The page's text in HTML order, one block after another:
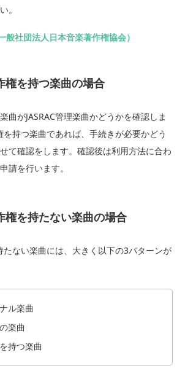
。
般社団法人日本音楽著作権協会）
権を持つ楽曲の場合
曲がJASRAC管理楽曲かどうかを確認しま
を持つ楽曲であれば、手続きが必要かどう
て確認をします。確認後は利用方法に合わ
請を行います。
権を持たない楽曲の場合
たない楽曲には、大きく以下の3パターンが
ル楽曲
楽曲
持つ楽曲